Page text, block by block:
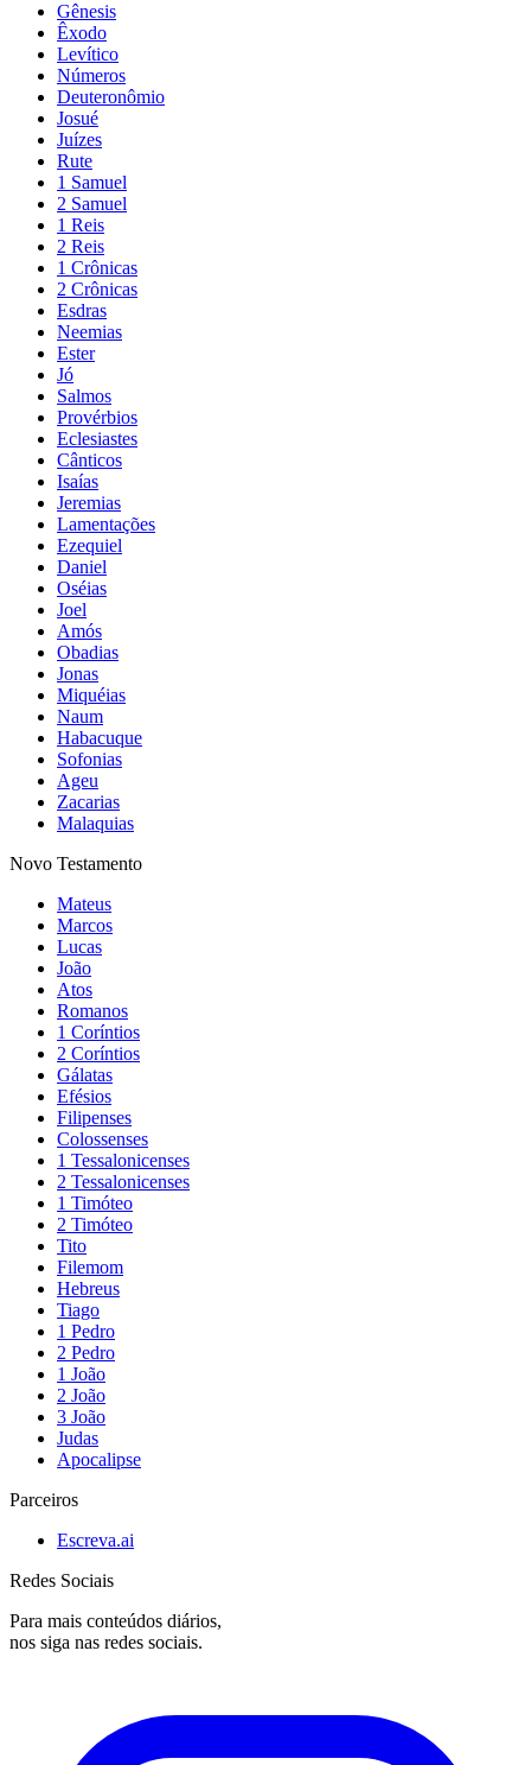
Gênesis
Êxodo
Levítico
Números
Deuteronômio
Josué
Juízes
Rute
1 Samuel
2 Samuel
1 Reis
2 Reis
1 Crônicas
2 Crônicas
Esdras
Neemias
Ester
Jó
Salmos
Provérbios
Eclesiastes
Cânticos
Isaías
Jeremias
Lamentações
Ezequiel
Daniel
Oséias
Joel
Amós
Obadias
Jonas
Miquéias
Naum
Habacuque
Sofonias
Ageu
Zacarias
Malaquias
Novo Testamento
Mateus
Marcos
Lucas
João
Atos
Romanos
1 Coríntios
2 Coríntios
Gálatas
Efésios
Filipenses
Colossenses
1 Tessalonicenses
2 Tessalonicenses
1 Timóteo
2 Timóteo
Tito
Filemom
Hebreus
Tiago
1 Pedro
2 Pedro
1 João
2 João
3 João
Judas
Apocalipse
Parceiros
Escreva.ai
Redes Sociais
Para mais conteúdos diários,
nos siga nas redes sociais.